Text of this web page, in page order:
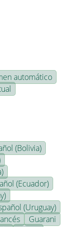
automático
(Bolivia)
(Ecuador)
(Uruguay)
Guarani